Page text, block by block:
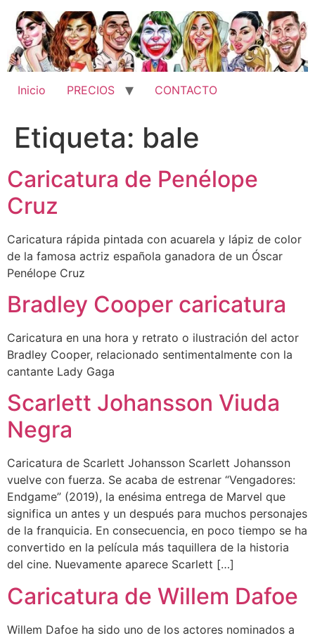
contenido
Inicio PRECIOS CONTACTO
Etiqueta: bale
Caricatura de Penélope
Cruz
Caricatura rápida pintada con acuarela y lápiz de color
de la famosa actriz española ganadora de un Óscar
Penélope Cruz
Bradley Cooper caricatura
Caricatura en una hora y retrato o ilustración del actor
Bradley Cooper, relacionado sentimentalmente con la
cantante Lady Gaga
Scarlett Johansson Viuda
Negra
Caricatura de Scarlett Johansson Scarlett Johansson
vuelve con fuerza. Se acaba de estrenar “Vengadores:
Endgame” (2019), la enésima entrega de Marvel que
significa un antes y un después para muchos personajes
de la franquicia. En consecuencia, en poco tiempo se ha
convertido en la película más taquillera de la historia
del cine. Nuevamente aparece Scarlett […]
Caricatura de Willem Dafoe
Willem Dafoe ha sido uno de los actores nominados a